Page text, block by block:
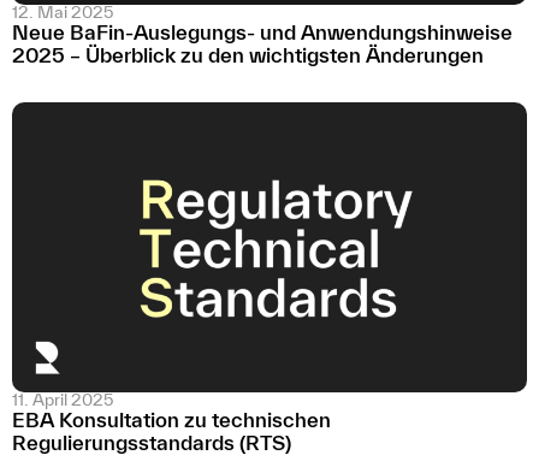
12. Mai 2025
Neue BaFin-Auslegungs- und Anwendungs­hinweise
2025 – Überblick zu den wichtigsten Änderungen
11. April 2025
EBA Konsultation zu technischen
Regulierungsstandards (RTS)